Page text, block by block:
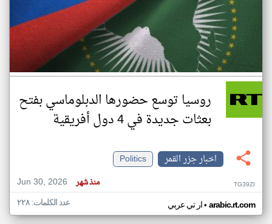
روسيا توسع حضورها الدبلوماسي بفتح
بعثات جديدة في 4 دول أفريقية
اخبار جزر القمر
Politics
Jun 30, 2026
منذ شهر TG39ZI
ار تي عربي• arabic.rt.com عدد الكلمات: ٢٢٨